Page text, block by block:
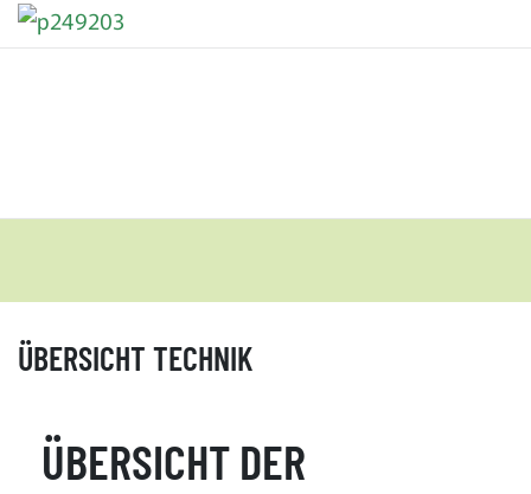
ÜBERSICHT TECHNIK
ÜBERSICHT DER